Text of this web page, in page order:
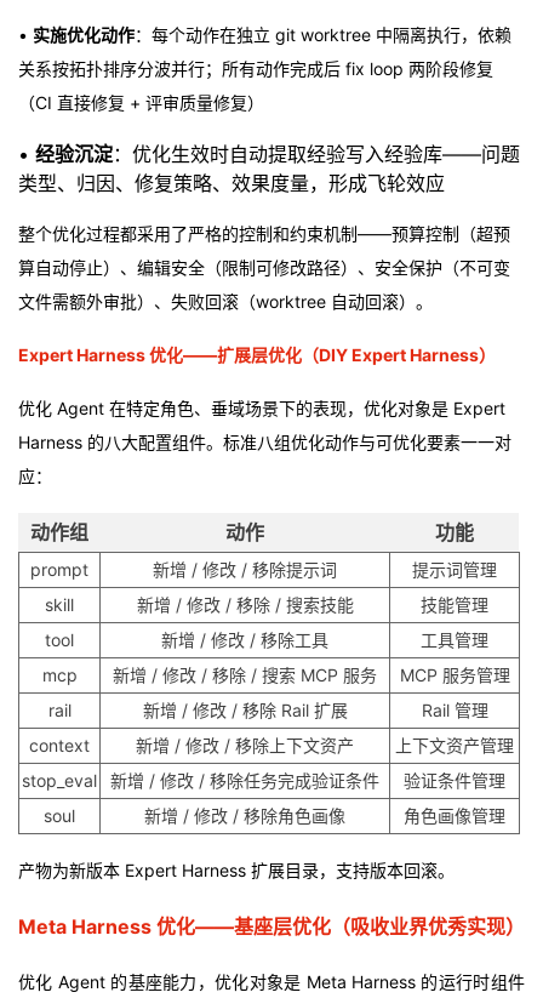
• 实施优化动作：每个动作在独立 git worktree 中隔离执行，依赖
关系按拓扑排序分波并行；所有动作完成后 fix loop 两阶段修复
（CI 直接修复 + 评审质量修复）
• 经验沉淀：优化生效时自动提取经验写入经验库——问题
类型、归因、修复策略、效果度量，形成飞轮效应
整个优化过程都采用了严格的控制和约束机制——预算控制（超预
算自动停止）、编辑安全（限制可修改路径）、安全保护（不可变
文件需额外审批）、失败回滚（worktree 自动回滚）。
Expert Harness 优化——扩展层优化（DIY Expert Harness）
优化 Agent 在特定角色、垂域场景下的表现，优化对象是 Expert
Harness 的八大配置组件。标准八组优化动作与可优化要素一一对
应：
动作组 动作 功能
prompt 新增 / 修改 / 移除提示词
提示词管理
skill
新增 / 修改 / 移除 / 搜索技能
技能管理
tool
新增 / 修改 / 移除工具
工具管理
mcp
新增 / 修改 / 移除 / 搜索 MCP 服务
MCP 服务管理
rail
新增 / 修改 / 移除 Rail 扩展
Rail 管理
context
新增 / 修改 / 移除上下文资产
上下文资产管理
stop_eval
新增 / 修改 / 移除任务完成验证条件
验证条件管理
soul
新增 / 修改 / 移除角色画像 角色画像管理
产物为新版本 Expert Harness 扩展目录，支持版本回滚。
Meta Harness 优化——基座层优化（吸收业界优秀实现）
优化 Agent 的基座能力，优化对象是 Meta Harness 的运行时组件